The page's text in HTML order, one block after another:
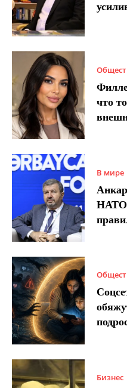
что
В мире
НАТО
Бизнес